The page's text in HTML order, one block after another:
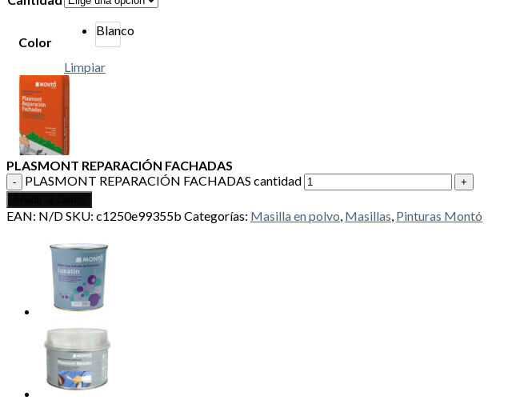
Color
Blanco
Limpiar
PLASMONT REPARACIÓN FACHADAS
PLASMONT REPARACIÓN FACHADAS cantidad
EAN: N/DSKU: c1250e99355b Categorías: Masilla en polvo, Masillas, Pinturas Montó